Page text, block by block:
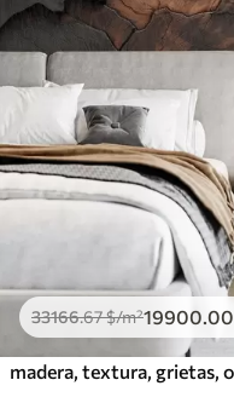
33166.67$/m²19900.00